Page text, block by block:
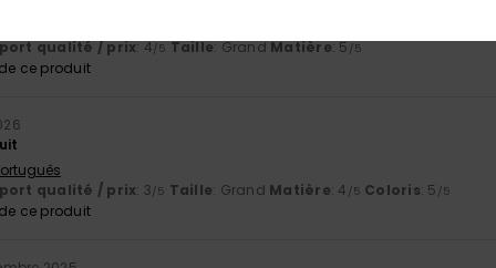
qualité / prix: 4/5 Taille: Grand Matière: 5 /5
ce produit
qualité / prix: 3/5 Taille: Grand Matière: 4 /5 Coloris: 5 /5
ce produit